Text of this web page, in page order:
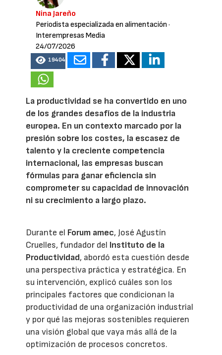
Nina Jareño
Periodista especializada en alimentación ·
Interempresas Media
24/07/2026
19404
La productividad se ha convertido en uno
de los grandes desafíos de la industria
europea. En un contexto marcado por la
presión sobre los costes, la escasez de
talento y la creciente competencia
internacional, las empresas buscan
fórmulas para ganar eficiencia sin
comprometer su capacidad de innovación
ni su crecimiento a largo plazo.
Durante el Forum amec, José Agustín
Cruelles, fundador del Instituto de la
Productividad, abordó esta cuestión desde
una perspectiva práctica y estratégica. En
su intervención, explicó cuáles son los
principales factores que condicionan la
productividad de una organización industrial
y por qué las mejoras sostenibles requieren
una visión global que vaya más allá de la
optimización de procesos concretos.